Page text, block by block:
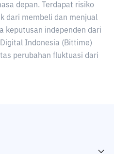
depan. Terdapat risiko
dari membeli dan menjual
keputusan independen dari
Indonesia (Bittime)
perubahan fluktuasi dari